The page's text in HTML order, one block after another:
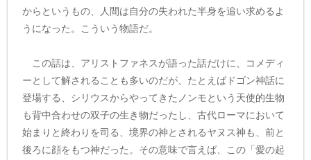
からというもの、人間は自分の失われた半身を追い求めるよ
うになった。こういう物語だ。
この話は、アリストファネスが語った話だけに、コメディ
ーとして解されることも多いのだが、たとえばドゴン神話に
登場する、シリウスからやってきたノンモという天使的生物
も背中合わせの双子の生き物だったし、古代ローマにおいて
始まりと終わりを司る、境界の神とされるヤヌス神も、前と
後ろに顔をもつ神だった。その意味で言えば、この「愛の起